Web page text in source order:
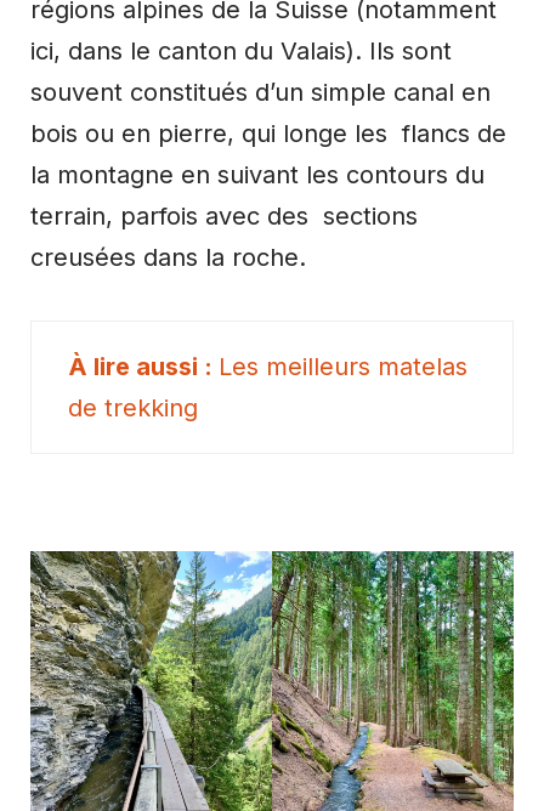
régions alpines de la Suisse (notamment
ici, dans le canton du Valais). Ils sont
souvent constitués d’un simple canal en
bois ou en pierre, qui longe les flancs de
la montagne en suivant les contours du
terrain, parfois avec des sections
creusées dans la roche.
Les meilleurs matelas
de trekking